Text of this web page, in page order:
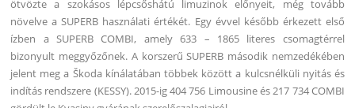
ötvözte a szokásos lépcsőshátú limuzinok előnyeit, még tovább
növelve a SUPERB használati értékét. Egy évvel később érkezett első
ízben a SUPERB COMBI, amely 633 – 1865 literes csomagtérrel
bizonyult meggyőzőnek. A korszerű SUPERB második nemzedékében
jelent meg a Škoda kínálatában többek között a kulcsnélküli nyitás és
indítás rendszere (KESSY). 2015-ig 404 756 Limousine és 217 734 COMBI